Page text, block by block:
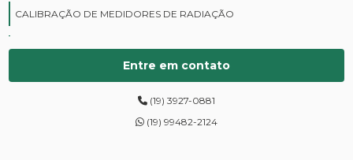
CALIBRAÇÃO DE MEDIDORES DE RADIAÇÃO
CURSOS DE PROTEÇÃO RADIOLÓGICA
DIGITALIZAÇÃO DE FILMES RADIOGRÁFICOS
ENSAIOS DE DUREZA DE CAMPO
Entre em contato
(19) 3927-0881
(19) 99482-2124